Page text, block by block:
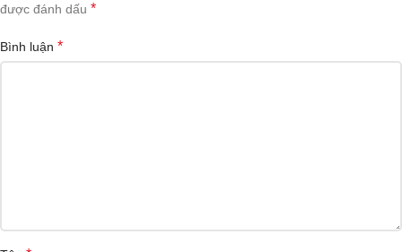
được đánh dấu *
Bình luận *